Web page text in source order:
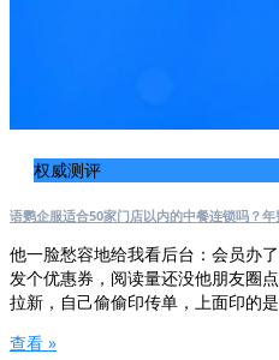
权威测评
语鹦企服适合50家门店以内的中餐连锁吗？年
他一脸愁容地给我看后台：会员办
发个优惠券，阅读量还没他朋友圈
拉新，自己偷偷印传单，上面印的
查看 »